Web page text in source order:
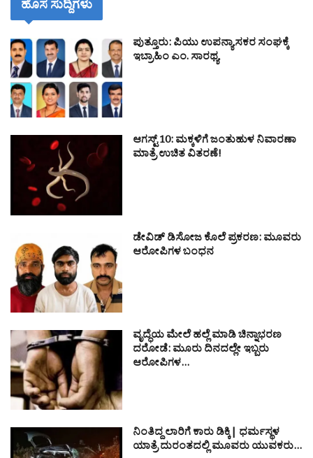
ಹೊಸ ಸುದ್ದಿಗಳು
ಪುತ್ತೂರು: ಪಿಯು ಉಪನ್ಯಾಸಕರ ಸಂಘಕ್ಕೆ
ಇಬ್ರಾಹಿಂ ಎಂ. ಸಾರಥ್ಯ
ಆಗಸ್ಟ್ 10: ಮಕ್ಕಳಿಗೆ ಜಂತುಹುಳ ನಿವಾರಣಾ
ಮಾತ್ರೆ ಉಚಿತ ವಿತರಣೆ!
ಡೇವಿಡ್ ಡಿಸೋಜ ಕೊಲೆ ಪ್ರಕರಣ: ಮೂವರು
ಆರೋಪಿಗಳ ಬಂಧನ
ವೃದ್ಧೆಯ ಮೇಲೆ ಹಲ್ಲೆ ಮಾಡಿ ಚಿನ್ನಾಭರಣ
ದರೋಡೆ: ಮೂರು ದಿನದಲ್ಲೇ ಇಬ್ಬರು
ಆರೋಪಿಗಳ…
ನಿಂತಿದ್ದ ಲಾರಿಗೆ ಕಾರು ಡಿಕ್ಕಿ| ಧರ್ಮಸ್ಥಳ
ಯಾತ್ರೆ ದುರಂತದಲ್ಲಿ ಮೂವರು ಯುವಕರು…